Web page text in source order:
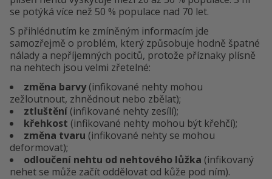
se potýká více než 50 % populace nad 70 let.
S přihlédnutím ke zmíněným informacím jde
samozřejmě o problém, který způsobuje hodně špatné
nálady a nepříjemných pocitů, protože příznaky plísně
na nehtech jsou velmi zřetelné:
změna barvy(infikované nehty mohou
zežloutnout, zhnědnout nebo zbělat);
ztluštění (infikované nehty zesílí);
křehkost (infikované nehty mohou být křehčí);
změna tvaru (infikované nehty se mohou
deformovat);
odloučení nehtu od nehtového lůžka (infikovaný
nehet se může začít oddělovat od kůže pod ním).